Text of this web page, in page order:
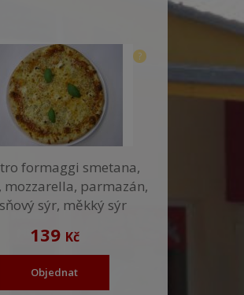
formaggi smetana,
mozzarella, parmazán,
sýr, měkký sýr
139 Kč
Objednat
?